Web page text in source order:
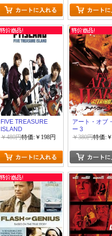
FIVE TREASURE
ISLAND
￥480円特価:￥198円
アート・オブ
ー 3
￥380円特価: